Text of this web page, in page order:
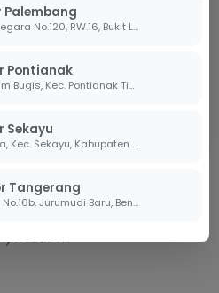
Jl. Alamsyah Ratu Prawiranegara No.120, RW.16, Bukit Lama, Kec. Ilir Bar. I, Kota Palembang, Sumatera Selatan 30138
Pontianak
Jl. Panglima Aim No.7, Dalam Bugis, Kec. Pontianak Tim., Kota Pontianak, Kalimantan Barat 78242
Sekayu
Jl. Lkr. Randik, Serasan Jaya, Kec. Sekayu, Kabupaten Musi Banyuasin, Sumatera Selatan 30711
Tangerang
Jl. Halim Perdana Kusuma No.16b, Jurumudi Baru, Benda, Kota Tangerang, Banten 15124
cepat.
via WhatsApp
saat ini.